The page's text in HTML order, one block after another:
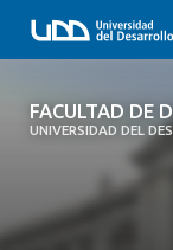
FACULTAD DE
UNIVERSIDAD DEL
FACULTAD DE
SOBRE LA FACULTAD